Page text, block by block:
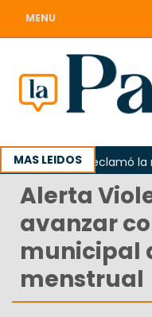
MENU
MAS LEIDOS
Odarda reclamó la
Alerta
avanzar
municipal
menstrual